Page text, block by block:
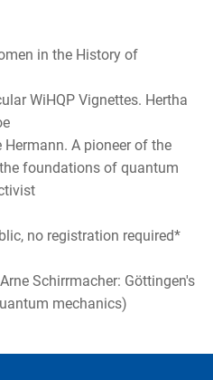
in the History of
WiHQP Vignettes. Hertha
Hermann. A pioneer of the
foundations of quantum
no registration required*
Schirrmacher: Göttingen's
mechanics)